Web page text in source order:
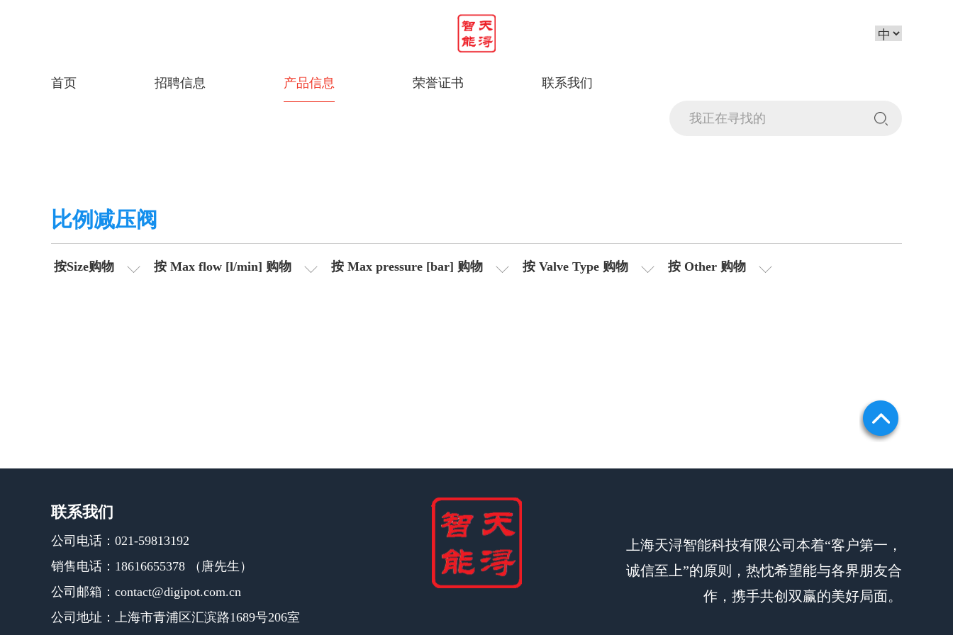
首页 招聘信息 产品信息 荣誉证书 联系我们
比例减压阀
按Size购物 按 Max flow [l/min] 购物 按 Max pressure [bar] 购物 按 Valve Type 购物 按 Other 购物
联系我们
公司电话：021-59813192
销售电话：18616655378 （唐先生）
公司邮箱：contact@digipot.com.cn
公司地址：上海市青浦区汇滨路1689号206室
上海天浔智能科技有限公司本着“客户第一，
诚信至上”的原则，热忱希望能与各界朋友合
作，携手共创双赢的美好局面。